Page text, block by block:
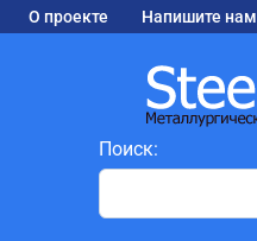
О проекте Напишите нам
Поиск: